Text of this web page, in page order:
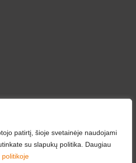
patirtį, šioje svetainėje naudojami
su slapukų politika. Daugiau
politikoje
2024 Visos teisės saugomos